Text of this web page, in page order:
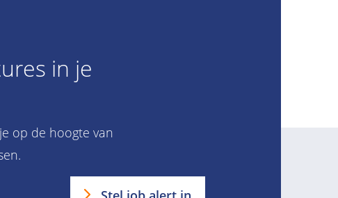
in je
op de hoogte van